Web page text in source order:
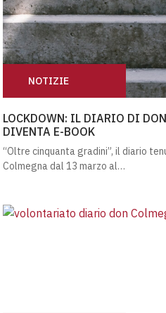
NOTIZIE
LOCKDOWN: IL DIARIO DI
DIVENTA E-BOOK
“Oltre cinquanta gradini”, il diario
Colmegna dal 13 marzo al…